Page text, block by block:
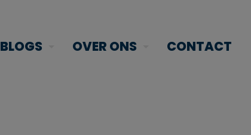
BLOGS OVER ONS CONTACT